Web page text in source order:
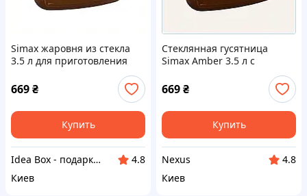
Simax жаровня из стекла
3.5 л для приготовления
669₴
Купить
Idea Box - подарки для всей семьи
4.8
Киев
Стеклянная гусятница
Simax Amber 3.5 л с
669₴
Купить
Nexus
4.8
Киев